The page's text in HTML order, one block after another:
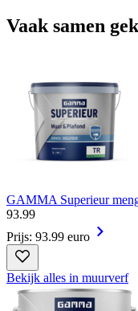
Vaak samen
GAMMA Superieur
93.99
Prijs: 93.99 euro
Bekijk alles in muurverf